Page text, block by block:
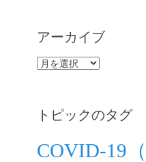
アーカイブ
ア
イトピックのタグ
COVID-19